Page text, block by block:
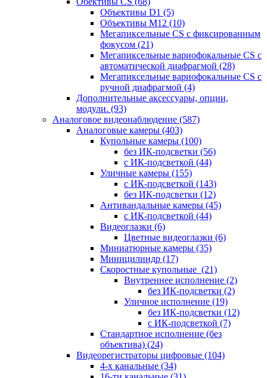
Объективы D1 (5)
Объективы M12 (10)
Мегапиксельные CS c фиксированным
фокусом (21)
Мегапиксельные вариофокальные CS c
автоматической диафрагмой (28)
Мегапиксельные вариофокальные CS c
ручной диафрагмой (4)
Дополнительные аксессуары, опции,
модули. (93)
Аналоговое видеонаблюдение (587)
Аналоговые камеры (403)
Купольные камеры (100)
без ИК-подсветки (56)
с ИК-подсветкой (44)
Уличные камеры (155)
с ИК-подсветкой (143)
без ИК-подсветки (12)
Антивандальные камеры (45)
с ИК-подсветкой (44)
Видеоглазки (6)
Цветные видеоглазки (6)
Миниатюрные камеры (35)
Миницилиндр (17)
Скоростные купольные (21)
Внутреннее исполнение (2)
без ИК-подсветки (2)
Уличное исполнение (19)
без ИК-подсветки (12)
с ИК-подсветкой (7)
Стандартное исполнение (без
объектива) (24)
Видеорегистраторы цифровые (104)
4-х канальные (34)